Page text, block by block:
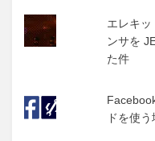
エレキ
ンサを
た件
ドを使